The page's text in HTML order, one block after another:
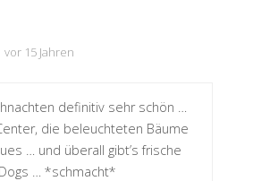
vor 15 Jahren
definitiv sehr schön …
die beleuchteten Bäume
… und überall gibt’s frische
… *schmacht*